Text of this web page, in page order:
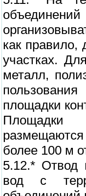
как правило,
участках.
металл,
площадки
Площадки
более 100 м
5.12.* Отвод
вод с